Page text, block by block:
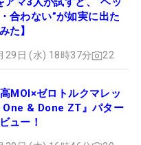
合わない”が如実に出た
た】
29日 (水) 18時37分 22
MOI×ゼロトルクマレッ
One & Done ZT』パター
ュー！